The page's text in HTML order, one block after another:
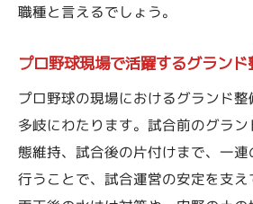
職種と言えるでしょう。
プロ野球現場で活躍するグラン
プロ野球の現場におけるグランド
多岐にわたります。試合前のグラ
態維持、試合後の片付けまで、一
行うことで、試合運営の安定を支え